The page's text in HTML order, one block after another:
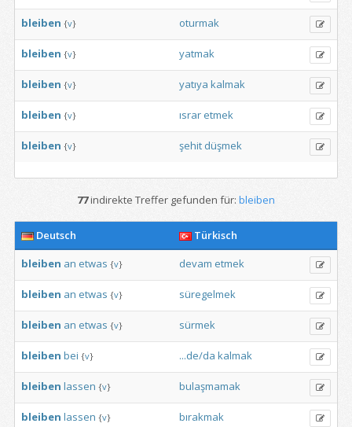
bleiben {v} oturmak
bleiben {v} yatmak
bleiben {v} yatıya kalmak
bleiben {v} ısrar etmek
bleiben {v} şehit düşmek
77indirekte Treffer gefunden für: bleiben
Deutsch
Türkisch
bleiben an etwas {v} devam etmek
bleiben an etwas {v} süregelmek
bleiben an etwas {v} sürmek
bleiben bei {v} ...de/da kalmak
bleiben lassen {v} bulaşmamak
bleiben lassen {v} bırakmak